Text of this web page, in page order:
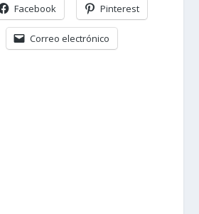
Facebook Pinterest
Correo electrónico